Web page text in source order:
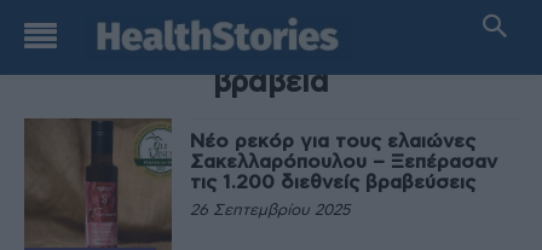
TAG
βραβεία
Νέο ρεκόρ για τους ελαιώνες
Σακελλαρόπουλου – Ξεπέρασαν
τις 1.200 διεθνείς βραβεύσεις
26 Σεπτεμβρίου 2025